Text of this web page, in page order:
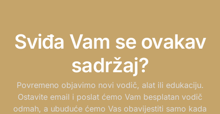
Sviđa Vam se ovakav
sadržaj?
Povremeno objavimo novi vodič, alat ili edukaciju.
Ostavite email i poslat ćemo Vam besplatan vodič
odmah, a ubuduće ćemo Vas obavijestiti samo kada